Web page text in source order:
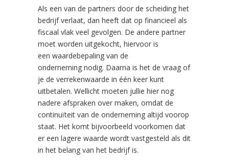
Als een van de partners door de scheiding het
bedrijf verlaat, dan heeft dat op financieel als
fiscaal vlak veel gevolgen. De andere partner
moet worden uitgekocht, hiervoor is
een waardebepaling van de
onderneming nodig. Daarna is het de vraag of
je de verrekenwaarde in één keer kunt
uitbetalen. Wellicht moeten jullie hier nog
nadere afspraken over maken, omdat de
continuïteit van de onderneming altijd voorop
staat. Het komt bijvoorbeeld voorkomen dat
er een lagere waarde wordt vastgesteld als dit
in het belang van het bedrijf is.